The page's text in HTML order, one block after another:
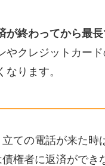
が終わってから最
やクレジットカー
なります。
ての電話が来た時
権者に返済ができ